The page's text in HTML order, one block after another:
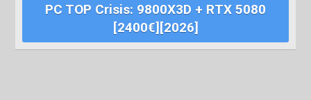
PC TOP Crisis: 9800X3D + RTX 5080
[2400€][2026]